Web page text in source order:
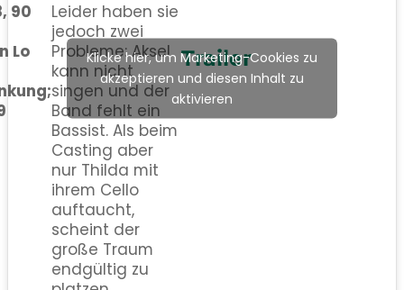
90
Lo
Leider haben sie
jedoch zwei
Probleme: Aksel
kann nicht
singen und der
Band fehlt ein
Bassist. Als beim
Casting aber
nur Thilda mit
ihrem Cello
auftaucht,
scheint der
große Traum
endgültig zu
Trailer
Klicke hier, um Marketing-Cookies zu
akzeptieren und diesen Inhalt zu
aktivieren